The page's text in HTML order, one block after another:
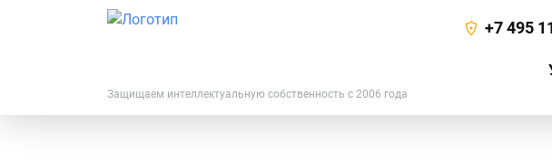
Защищаем интеллектуальную собственность с 2006 года
+7 495